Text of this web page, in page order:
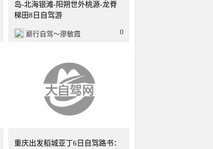
岛-北海银滩-阳朔世外桃源-龙脊
梯田8日自驾游
巅行自驾～廖敏霞 0
重庆出发稻城亚丁6日自驾路书：